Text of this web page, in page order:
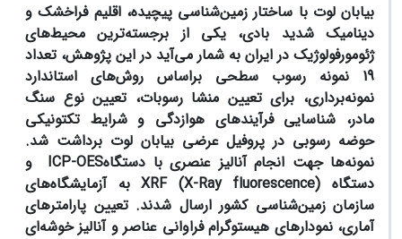
بیابان لوت با ساختار زمین‌شناسی پیچیده، اقلیم فراخشک و
دینامیک شدید بادی، یکی از برجسته‌ترین محیط‌های
ژئومورفولوژیک در ایران به شمار می‌آید در این پژوهش، تعداد
19 نمونه
رسوب
سطحی براساس روش‌‌های استاندارد
نمونه‌برداری، برای تعیین منشا رسوبات، تعیین نوع سنگ
مادر، شناسایی فرآیندهای هوازدگی و شرایط تکتونیکی
حوضه رسوبی در پروفیل عرضی بیابان لوت برداشت شد.
نمونه‌‌ها جهت انجام آنالیز عنصری با دستگاهICP-OES
و
دستگاه
XRF(X-Ray fluorescence) به آزمایشگاه‌‌های
سازمان زمین‌شناسی کشور ارسال شدند. تعیین پارامترهای
آماری، نمودارهای هیستوگرام فراوانی عناصر و آنالیز خوشه‌ای